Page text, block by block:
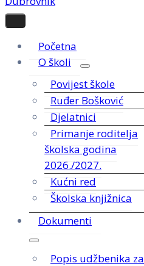
Početna
O školi
Povijest škole
Ruđer Bošković
Djelatnici
Primanje roditelja
školska godina
2026./2027.
Kućni red
Školska knjižnica
Dokumenti
Popis udžbenika za